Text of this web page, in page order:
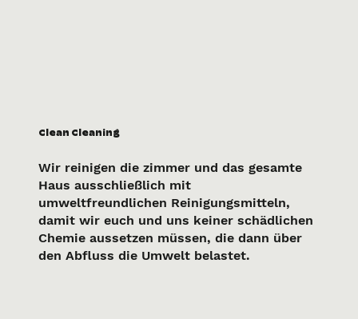
Wir reinigen die zimmer und das gesamte
Haus ausschließlich mit
umweltfreundlichen Reinigungsmitteln,
damit wir euch und uns keiner schädlichen
Chemie aussetzen müssen, die dann über
den Abfluss die Umwelt belastet.
Clean Cleaning